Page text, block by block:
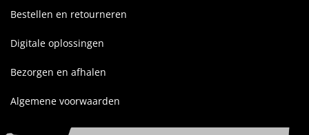
Bestellen en retourneren
Digitale oplossingen
Bezorgen en afhalen
Algemene voorwaarden